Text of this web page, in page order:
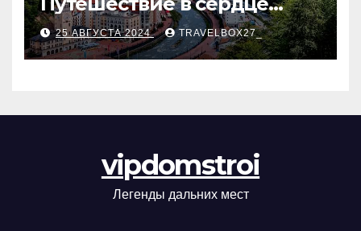
Черноморского курорта
25 АВГУСТА 2024 TRAVELBOX27_
vipdomstroi
Легенды дальних мест